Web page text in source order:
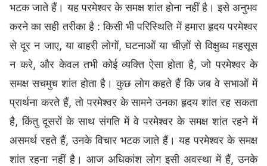
भटक जाते हैं। यह परमेश्वर के समक्ष शांत होना नहीं है। इसे अनुभव
करने का सही तरीका है : किसी भी परिस्थिति में हमारा हृदय परमेश्वर
से दूर न जाए, या बाहरी लोगों, घटनाओं या चीज़ों से विक्षुब्ध महसूस
न करे, और केवल तभी कोई व्यक्ति ऐसा होता है, जो परमेश्वर के
समक्ष सचमुच शांत होता है। कुछ लोग कहते हैं कि जब वे सभाओं में
प्रार्थना करते हैं, तो परमेश्वर के सामने उनका हृदय शांत रह सकता
है, किंतु दूसरों के साथ संगति में वे परमेश्वर के समक्ष शांत रहने में
असमर्थ रहते हैं, उनके विचार भटक जाते हैं। यह परमेश्वर के समक्ष
शांत रहना नहीं है। आज अधिकांश लोग इसी अवस्था में हैं, उनके